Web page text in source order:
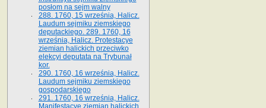
posłom na sejm walny
288. 1760, 15 września, Halicz.
Laudum sejmiku ziemskiego
deputackiego. 289. 1760, 16
września, Halicz. Protestacye
ziemian halickich przeciwko
elekcyi deputata na Trybunał
kor.
290. 1760, 16 września, Halicz.
Laudum sejmiku ziemskiego
gospodarskiego
291. 1760, 16 września, Halicz.
Manifestacye ziemian halickich